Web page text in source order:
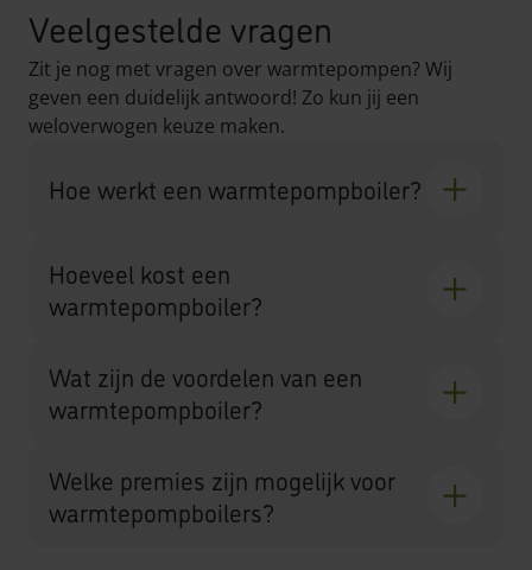
Veelgestelde vragen
Zit je nog met vragen over warmtepompen? Wij
geven een duidelijk antwoord! Zo kun jij een
weloverwogen keuze maken.
Hoe werkt een warmtepompboiler?
Hoeveel kost een
warmtepompboiler?
Wat zijn de voordelen van een
warmtepompboiler?
Welke premies zijn mogelijk voor
warmtepompboilers?